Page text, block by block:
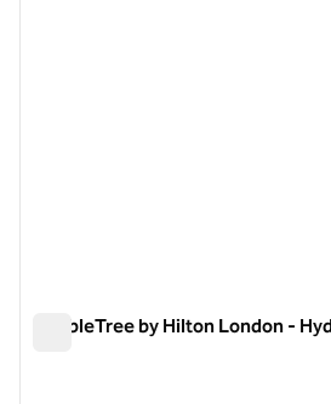
DoubleTree by Hilton London -